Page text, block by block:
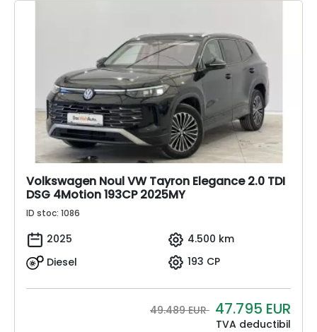
Volkswagen Noul VW Tayron Elegance 2.0 TDI
DSG 4Motion 193CP 2025MY
ID stoc: 1086
2025
4.500 km
Diesel
193 CP
49.489 EUR 47.795 EUR
TVA deductibil